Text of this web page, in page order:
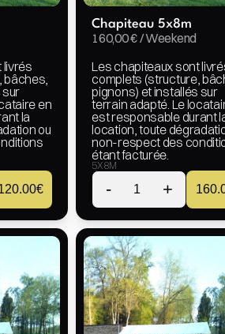
livrés
bâches,
sur
en
la
ou
€
Chapiteau 5x8m
160,00 € / Weekend
Les chapiteaux sont
complets (structure,
pignons) et installés sur
terrain adapté. Le
est responsable durant
location, toute
non-respect des
étant facturée.
5X8M
- 1 +